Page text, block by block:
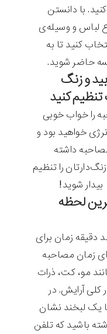
با دانستن
لباس و وسیله‌ی
کنید تا به
حاضر شوید.
و زنگ
کنید
را خواب خوبی
خواهید بود و
داشته
را تنظیم
شوید!
لحظه
دقیقه زمان برای
زمان مصاحبه
مو، کت، ذرات
کلی آرایش. در
یک لبخند نشان
باشید که تلفن